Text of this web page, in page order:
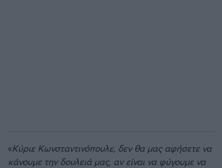
«Κύριε Κωνσταντινόπουλε, δεν θα μας αφήσετε να
κάνουμε την δουλειά μας, αν είναι να φύγουμε να